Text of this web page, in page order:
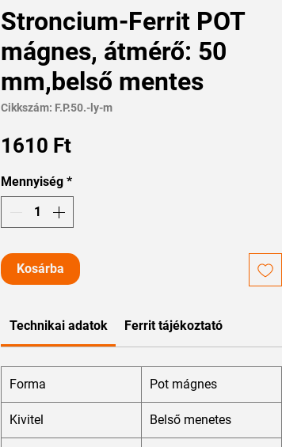
Stroncium-Ferrit POT
mágnes, átmérő: 50
mm,belső mentes
Cikkszám: F.P.50.-ly-m
1610 FtÁr
Mennyiség *
Kosárba
Technikai adatok Ferrit tájékoztató
Forma Pot mágnes
Kivitel Belső menetes